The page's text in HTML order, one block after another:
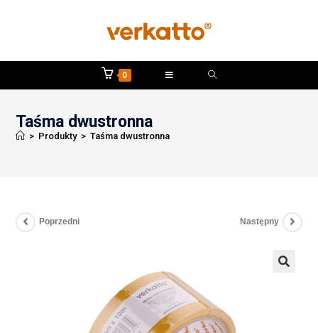
0
Taśma dwustronna
> Produkty > Taśma dwustronna
Poprzedni Następny